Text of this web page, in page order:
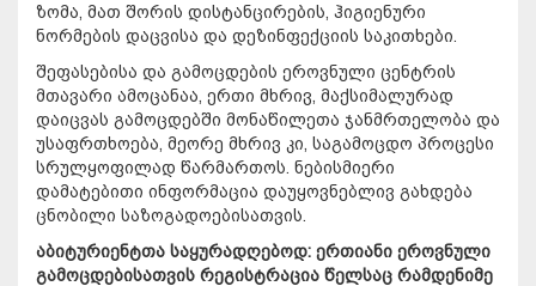
ზომა, მათ შორის დისტანცირების, ჰიგიენური
ნორმების დაცვისა და დეზინფექციის საკითხები.
შეფასებისა და გამოცდების ეროვნული ცენტრის
მთავარი ამოცანაა, ერთი მხრივ, მაქსიმალურად
დაიცვას გამოცდებში მონაწილეთა ჯანმრთელობა და
უსაფრთხოება, მეორე მხრივ კი, საგამოცდო პროცესი
სრულყოფილად წარმართოს. ნებისმიერი
დამატებითი ინფორმაცია დაუყოვნებლივ გახდება
ცნობილი საზოგადოებისათვის.
აბიტურიენტთა საყურადღებოდ: ერთიანი ეროვნული
გამოცდებისათვის რეგისტრაცია წელსაც რამდენიმე